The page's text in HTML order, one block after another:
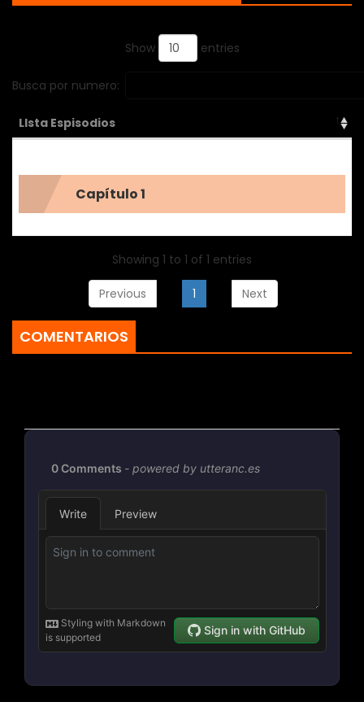
Show entries
Busca por numero:
LIsta Espisodios
Capítulo 1
Showing 1 to 1 of 1 entries
Previous 1 Next
COMENTARIOS